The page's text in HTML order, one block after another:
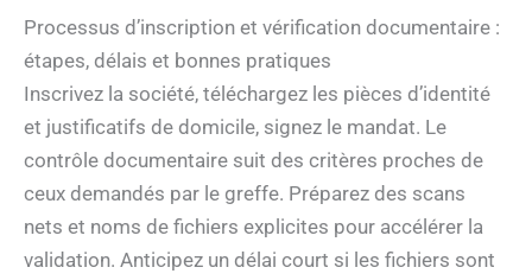
Processus d’inscription et vérification documentaire :
étapes, délais et bonnes pratiques
Inscrivez la société, téléchargez les pièces d’identité
et justificatifs de domicile, signez le mandat. Le
contrôle documentaire suit des critères proches de
ceux demandés par le greffe. Préparez des scans
nets et noms de fichiers explicites pour accélérer la
validation. Anticipez un délai court si les fichiers sont